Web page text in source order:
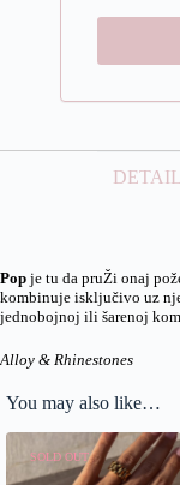
Pop je tu da pruŽi onaj
kombinuje isključivo uz
jednobojnoj ili šarenoj
Alloy & Rhinestones
You may also like…
SOLD OUT